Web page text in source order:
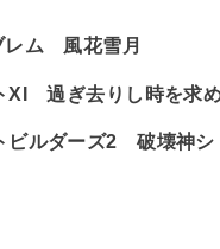
ム 風花雪月
XI 過ぎ去りし時を求
ルダーズ2 破壊神シ